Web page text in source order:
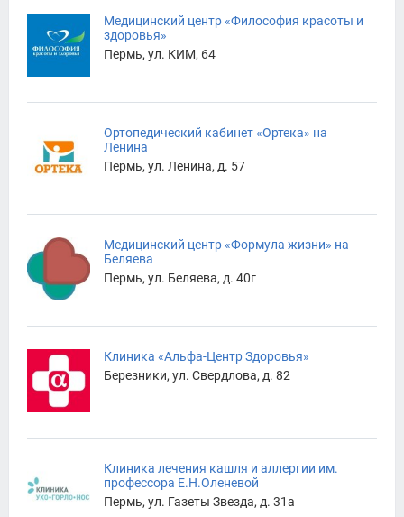
Медицинский центр «Философия красоты и
здоровья»
Пермь, ул. КИМ, 64
Ортопедический кабинет «Ортека» на
Ленина
Пермь, ул. Ленина, д. 57
Медицинский центр «Формула жизни» на
Беляева
Пермь, ул. Беляева, д. 40г
Клиника «Альфа-Центр Здоровья»
Березники, ул. Свердлова, д. 82
Клиника лечения кашля и аллергии им.
профессора Е.Н.Оленевой
Пермь, ул. Газеты Звезда, д. 31а